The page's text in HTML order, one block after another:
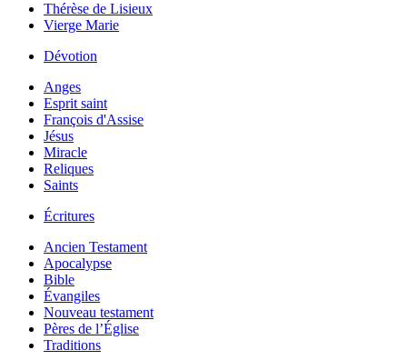
Thérèse de Lisieux
Vierge Marie
Dévotion
Anges
Esprit saint
François d'Assise
Jésus
Miracle
Reliques
Saints
Écritures
Ancien Testament
Apocalypse
Bible
Évangiles
Nouveau testament
Pères de l’Église
Traditions